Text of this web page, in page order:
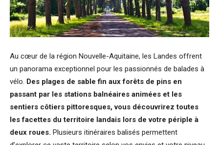
Au cœur de la région Nouvelle-Aquitaine, les Landes offrent
un panorama exceptionnel pour les passionnés de balades à
vélo. Des plages de sable fin aux forêts de pins en
passant par les stations balnéaires animées et les
sentiers côtiers pittoresques, vous découvrirez toutes
les facettes du territoire landais lors de votre périple à
deux roues. Plusieurs itinéraires balisés permettent